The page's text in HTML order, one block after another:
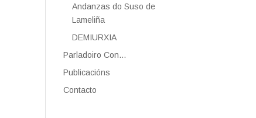
Andanzas do Suso de
Lameliña
DEMIURXIA
Parladoiro Con…
Publicacións
Contacto